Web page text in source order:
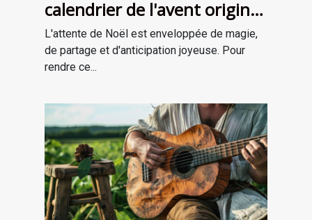
calendrier de l'avent original
pour attendre Noël
L'attente de Noël est enveloppée de magie,
de partage et d'anticipation joyeuse. Pour
rendre ce...